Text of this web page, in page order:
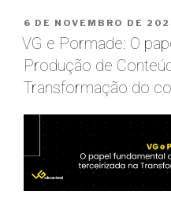
na
Educação:
Como
Inteligência
Artificial
Está
Moldando
o
Futuro
PUBLICADO
EM
6 DE NOVEMBRO DE
VG e Pormade: O
Produção de
Transformação do